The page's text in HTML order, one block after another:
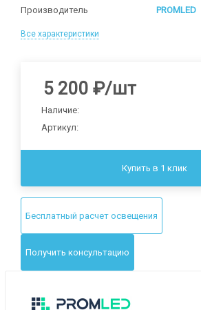
Производитель
PROMLED
Все характеристики
5 200 ₽/шт
Наличие:
Артикул:
Купить в 1 клик
Бесплатный расчет освещения
Получить консультацию